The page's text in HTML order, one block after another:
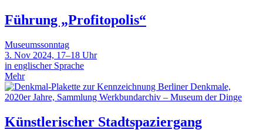
Führung „Profitopolis“
Museumssonntag
3. Nov 2024, 17–18 Uhr
in englischer Sprache
Mehr
Künstlerischer Stadtspaziergang